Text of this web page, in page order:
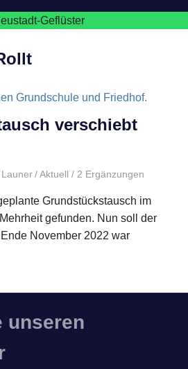
verschiebt
Aktuell / 2 Ergänzungen
Grundstückstausch im
gefunden. Nun soll der
November 2022 war
unseren